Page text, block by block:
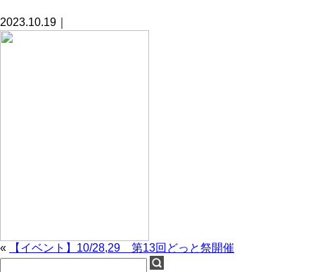
2023.10.19｜
« 【イベント】10/28,29 第13回どっと祭開催